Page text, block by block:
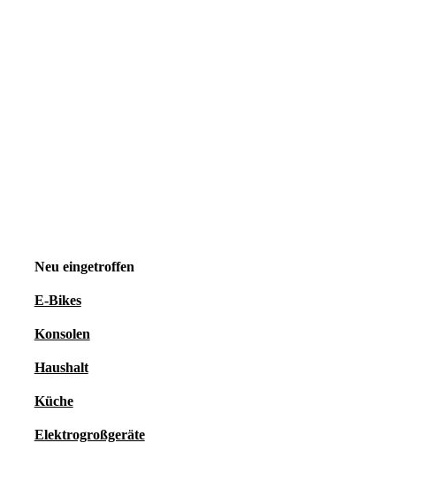
Neu eingetroffen
E-Bikes
Konsolen
Haushalt
Küche
Elektrogroßgeräte